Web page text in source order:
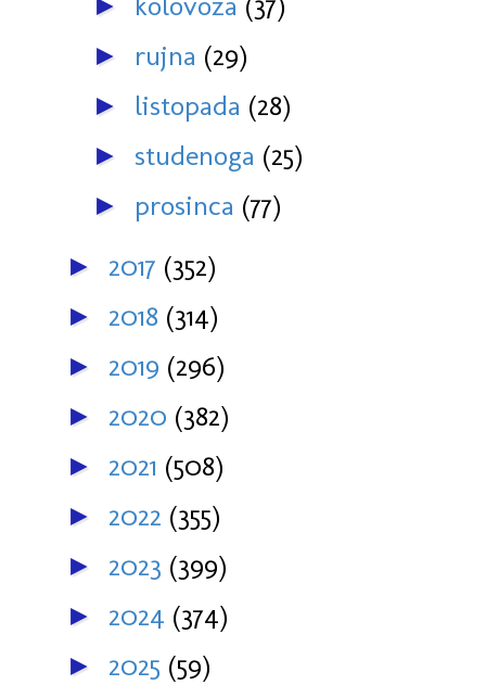
► rujna (29)
► listopada (28)
► studenoga (25)
► prosinca (77)
► 2017 (352)
► 2018 (314)
► 2019 (296)
► 2020 (382)
► 2021 (508)
► 2022 (355)
► 2023 (399)
► 2024 (374)
► 2025 (59)